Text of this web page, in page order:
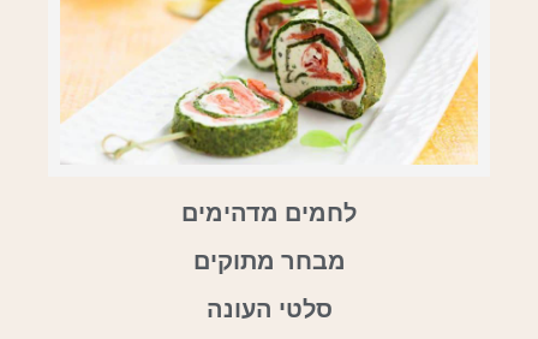
לחמים מדהימים
מבחר מתוקים
סלטי העונה